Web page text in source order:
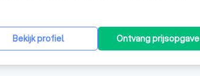
Bekijk profiel Ontvang prijsopgave